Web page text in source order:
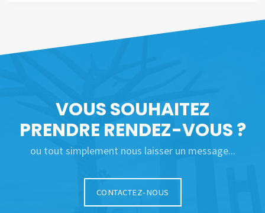
VOUS SOUHAITEZ
PRENDRE RENDEZ-VOUS ?
ou tout simplement nous laisser un message...
CONTACTEZ-NOUS